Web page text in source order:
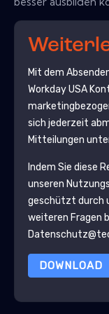
Mit dem
Workday USA
sich jederzeit
Mitteilungen
Indem Sie diese
unseren
geschützt durch
weiteren Fragen
DOWNLOAD